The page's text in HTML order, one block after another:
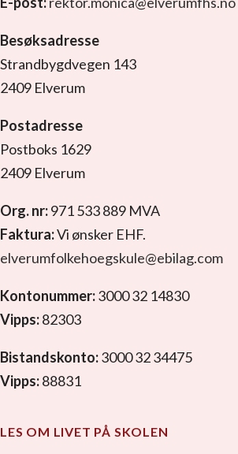
Besøksadresse
Strandbygdvegen 143
2409 Elverum
Postadresse
Postboks 1629
2409 Elverum
Org. nr:971 533 889 MVA
Faktura:Vi ønsker EHF.
elverumfolkehoegskule@ebilag.com
Kontonummer:3000 32 14830
Vipps:82303
Bistandskonto:3000 32 34475
Vipps:88831
LES OM LIVET PÅ SKOLEN